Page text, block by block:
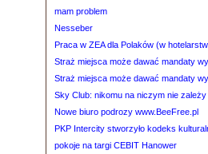
mam problem
Nesseber
Praca w ZEA dla Polaków (w
Straż miejsca może dawać mandaty
Straż miejsca może dawać mandaty
Sky Club: nikomu na niczym nie zależy
Nowe biuro podrozy www.BeeFree.pl
PKP Intercity stworzyło kodeks
pokoje na targi CEBIT Hanower